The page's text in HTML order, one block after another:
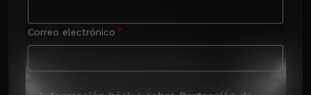
Correo electrónico